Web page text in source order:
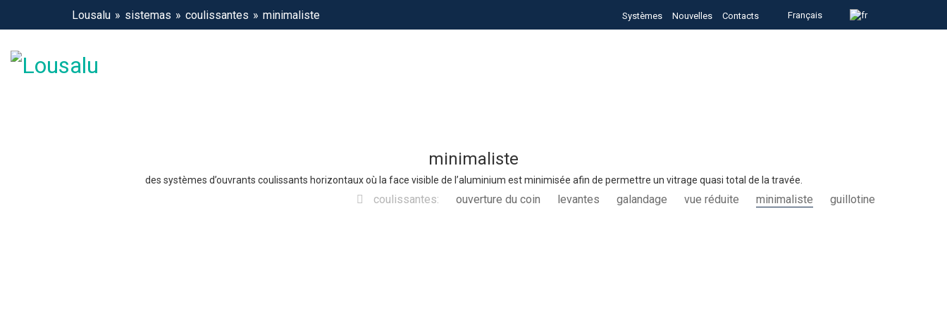
Lousalu sistemas coulissantes minimaliste Systèmes Nouvelles Contacts Français
minimaliste
des systèmes d’ouvrants coulissants horizontaux où la face visible de l’aluminium est minimisée afin de permettre un vitrage quasi total de la travée.
coulissantes: ouverture du coin levantes galandage vue réduite minimaliste guillotine